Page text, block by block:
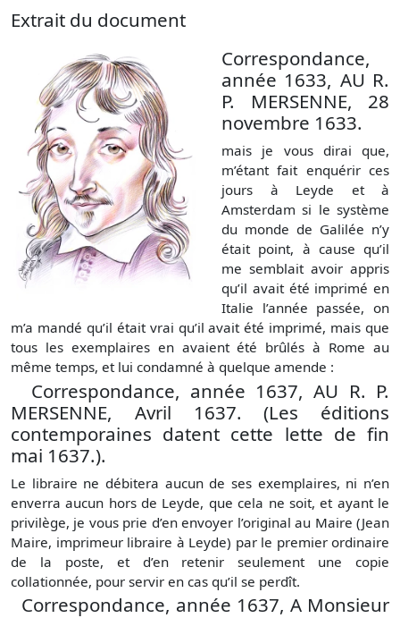
Extrait du document
Correspondance,
année 1633, AU R.
P. MERSENNE, 28
novembre 1633.
mais je vous dirai que,
m’étant fait enquérir ces
jours à Leyde et à
Amsterdam si le système
du monde de Galilée n’y
était point, à cause qu’il
me semblait avoir appris
qu’il avait été imprimé en
Italie l’année passée, on
m’a mandé qu’il était vrai qu’il avait été imprimé, mais que
tous les exemplaires en avaient été brûlés à Rome au
même temps, et lui condamné à quelque amende :
Correspondance, année 1637, AU R. P.
MERSENNE, Avril 1637. (Les éditions
contemporaines datent cette lette de fin
mai 1637.).
Le libraire ne débitera aucun de ses exemplaires, ni n’en
enverra aucun hors de Leyde, que cela ne soit, et ayant le
privilège, je vous prie d’en envoyer l’original au Maire (Jean
Maire, imprimeur libraire à Leyde) par le premier ordinaire
de la poste, et d’en retenir seulement une copie
collationnée, pour servir en cas qu’il se perdît.
Correspondance, année 1637, A Monsieur